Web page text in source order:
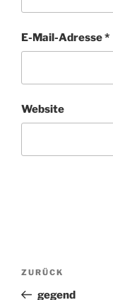
E-Mail-Adresse*
Website
Vorheriger
Beitrag
ZURÜCK
gegend